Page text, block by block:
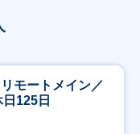
モートメイン／
125日